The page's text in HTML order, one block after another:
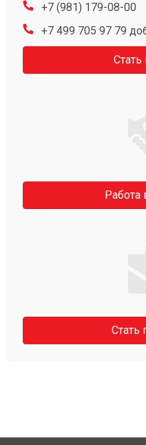
+7 (981) 179-08-00
+7 499 705 97 79
Работа
Стать